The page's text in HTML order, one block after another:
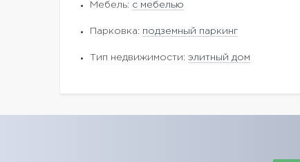
Мебель: с мебелью
Парковка: подземный паркинг
Тип недвижимости: элитный дом